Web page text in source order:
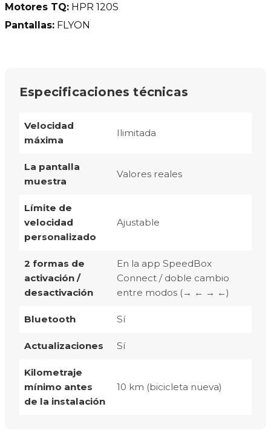
Motores TQ: HPR 120S
Pantallas: FLYON
Especificaciones técnicas
Velocidad
máxima
Ilimitada
La pantalla
muestra
Valores reales
Límite de
velocidad
personalizado
Ajustable
2 formas de
activación /
desactivación
En la app SpeedBox
Connect / doble cambio
entre modos (→ ← → ←)
Bluetooth Sí
Actualizaciones Sí
Kilometraje
mínimo antes
de la instalación
10 km (bicicleta nueva)